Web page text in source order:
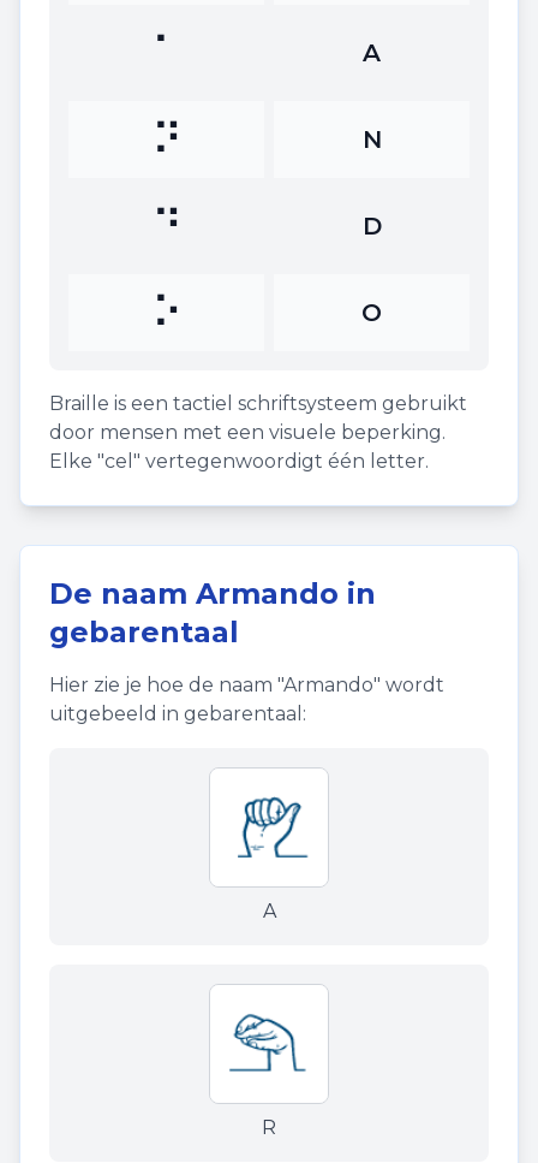
⠁ A
⠝ N
⠙ D
⠕ O
Braille is een tactiel schriftsysteem gebruikt
door mensen met een visuele beperking.
Elke "cel" vertegenwoordigt één letter.
De naam Armando in
gebarentaal
Hier zie je hoe de naam "Armando" wordt
uitgebeeld in gebarentaal:
A
R